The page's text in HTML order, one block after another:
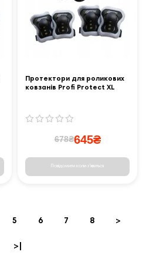
Протектори для роликових
ковзанів Profi Protect XL
678₴645₴
Повідомити коли з'явиться
5 6 7 8 >
>|